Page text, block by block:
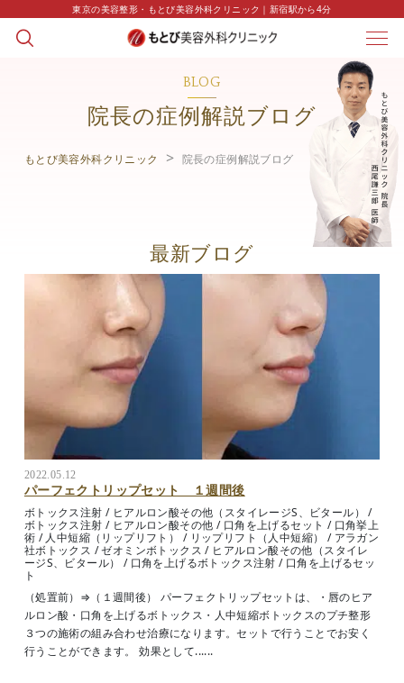
東京の美容整形・もとび美容外科クリニック｜新宿駅から4分
BLOG
院長の症例解説ブログ
もとび美容外科クリニック 院長の症例解説ブログ
最新ブログ
2022.05.12
パーフェクトリップセット １週間後
ボトックス注射 / ヒアルロン酸その他（スタイレージS、ビタール） /
ボトックス注射 / ヒアルロン酸その他 / 口角を上げるセット / 口角挙上
術 / 人中短縮（リップリフト） / リップリフト（人中短縮） / アラガン
社ボトックス /ゼオミンボトックス / ヒアルロン酸その他（スタイレ
ージS、ビタール）
/ 口角を上げるボトックス注射 / 口角を上げるセッ
ト
（処置前）⇒（１週間後） パーフェクトリップセットは、・唇のヒア
ルロン酸・口角を上げるボトックス・人中短縮ボトックスのプチ整形
３つの施術の組み合わせ治療になります。セットで行うことでお安く
行うことができます。 効果として......